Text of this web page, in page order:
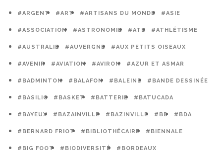
#ARGENT #ART #ARTISANS DU MONDE #ASIE
#ASSOCIATION #ASTRONOMIE #ATE #ATHLÉTISME
#AUSTRALIE #AUVERGNE #AUX PETITS OISEAUX
#AVENIR #AVIATION #AVIRON #AZUR ET ASMAR
#BADMINTON #BALAFON #BALEINE #BANDE DESSINÉE
#BASILIC #BASKET #BATTERIE #BATUCADA
#BAYEUX #BAZAINVILLE #BAZINVILLE #BD #BDA
#BERNARD FRIOT #BIBLIOTHÉCAIRE #BIENNALE
#BIG FOOT #BIODIVERSITÉ #BORDEAUX